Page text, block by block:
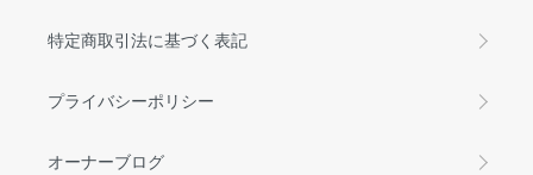
特定商取引法に基づく表記
プライバシーポリシー
オーナーブログ